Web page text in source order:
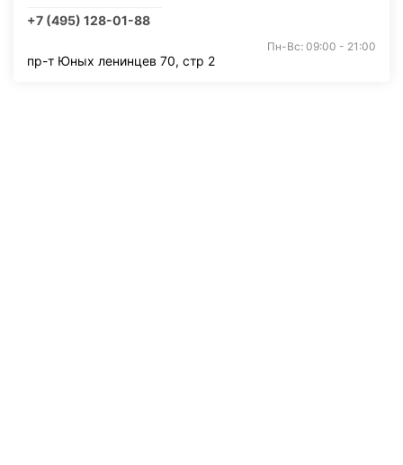
+7 (495) 128-01-88
Пн-Вс: 09:00 - 21:00
пр-т Юных ленинцев 70, стр 2